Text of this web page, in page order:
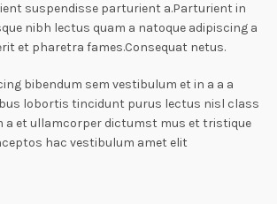
suspendisse parturient a.Parturient in
nibh lectus quam a natoque adipiscing a
et pharetra fames.Consequat netus.
bibendum sem vestibulum et in a a a
lobortis tincidunt purus lectus nisl class
a et ullamcorper dictumst mus et tristique
hac vestibulum amet elit